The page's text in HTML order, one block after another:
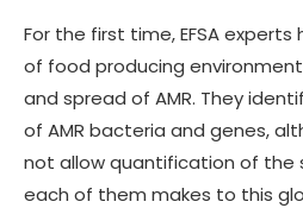
For the first time, EFSA
of food producing
and spread of AMR. They
of AMR bacteria and genes,
not allow quantification of the
each of them makes to this